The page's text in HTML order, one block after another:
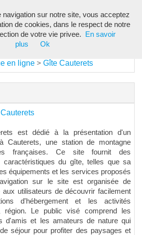
en ligne > Gîte Cauterets
est dédié à la présentation d'un
Cauterets, une station de montagne
françaises. Ce site fournit des
caractéristiques du gîte, telles que sa
équipements et les services proposés
sur le site est organisée de
aux utilisateurs de découvrir facilement
d'hébergement et les activités
région. Le public visé comprend les
d'amis et les amateurs de nature qui
séjour pour profiter des paysages et
navigation sur notre site, vous acceptez
de cookies, dans le respect de notre
de votre vie privee.
En savoir
plus
Ok